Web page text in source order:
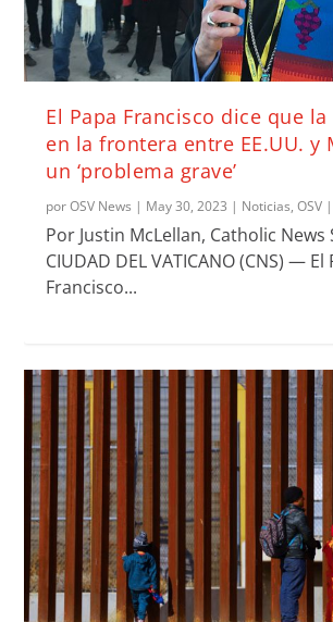
El Papa Francisco dice que
en la frontera entre EE.UU. y
un ‘problema grave’
porOSV News | May 30, 2023 | Noticias,OSV
Por Justin McLellan, Catholic News
CIUDAD DEL VATICANO (CNS) — El
Francisco...